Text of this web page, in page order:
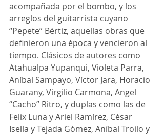
acompañada por el bombo, y los
arreglos del guitarrista cuyano
“Pepete” Bértiz, aquellas obras que
definieron una época y vencieron al
tiempo. Clásicos de autores como
Atahualpa Yupanqui, Violeta Parra,
Aníbal Sampayo, Víctor Jara, Horacio
Guarany, Virgilio Carmona, Angel
“Cacho” Ritro, y duplas como las de
Felix Luna y Ariel Ramírez, César
Isella y Tejada Gómez, Aníbal Troilo y